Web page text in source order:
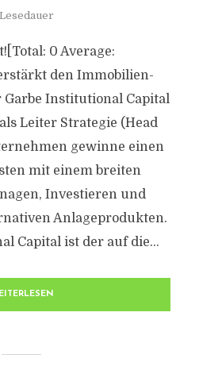
0 Average:
den Immobilien-
Institutional Capital
Leiter Strategie (Head
gewinne einen
mit einem breiten
Investieren und
Anlageprodukten.
Capital ist der auf die...